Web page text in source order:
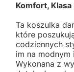
Komfort,
Ta koszulka
które
codziennych
im na modnym
Wykonana z